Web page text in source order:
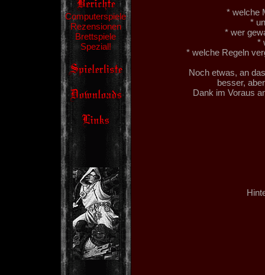
Computerspiele
Rezensionen
Brettspiele
Spezial!
* welche
*
* wer
*
* welche Regeln
Noch etwas, an
besser,
Dank im Voraus